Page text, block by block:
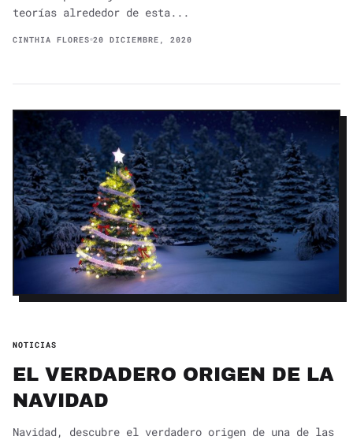
teorías alrededor de esta...
CINTHIA FLORES 20 DICIEMBRE, 2020
NOTICIAS
EL VERDADERO ORIGEN DE LA
NAVIDAD
Navidad, descubre el verdadero origen de una de las